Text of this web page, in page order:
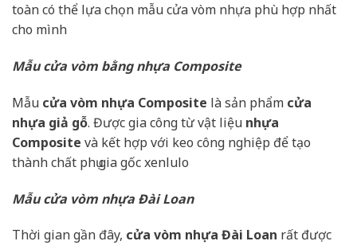
toàn có thể lựa chọn mẫu cửa vòm nhựa phù hợp nhất
cho mình
Mẫu cửa vòm bằng nhựa Composite
Mẫu cửa vòm nhựa Composite là sản phẩm cửa
nhựa giả gỗ. Được gia công từ vật liệu nhựa
Composite và kết hợp với keo công nghiệp để tạo
thành chất phụ gia gốc xenlulo
Mẫu cửa vòm nhựa Đài Loan
Thời gian gần đây, cửa vòm nhựa Đài Loan rất được